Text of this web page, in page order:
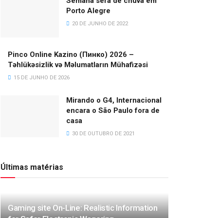
Porto Alegre
20 DE JUNHO DE 2022
Pinco Online Kazino (Пинко) 2026 –
Təhlükəsizlik və Məlumatların Mühafizəsi
15 DE JUNHO DE 2026
Mirando o G4, Internacional
encara o São Paulo fora de
casa
30 DE OUTUBRO DE 2021
Últimas matérias
Gaming site On-Line: Realistic Information